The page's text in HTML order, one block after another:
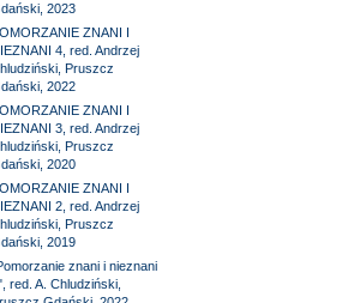
2023
ZNANI I
4, red. Andrzej
Pruszcz
2022
ZNANI I
3, red. Andrzej
Pruszcz
2020
ZNANI I
2, red. Andrzej
Pruszcz
2019
znani i nieznani
red. A. Chludziński,